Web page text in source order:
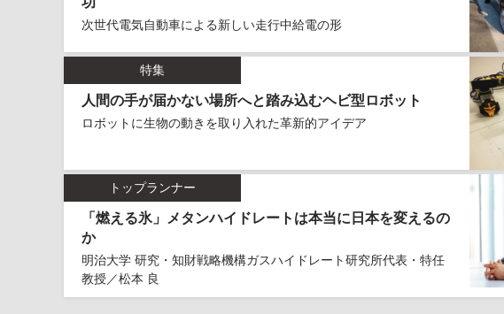
個人情
当社では
厳重に
止する
お客様
目的の
容に保
個人情報
当社は
上記な
前のご
だいた
利
者に
次世代電気自動車による新しい走行中給電の形
特集
人間の手が届かない場所へと踏み込むヘビ型ロボット
ロボットに生物の動きを取り入れた革新的アイデア
トップランナー
「燃える氷」メタンハイドレートは本当に日本を変えるの
か
明治大学 研究・知財戦略機構ガスハイドレート研究所代表・特任
教授／松本 良